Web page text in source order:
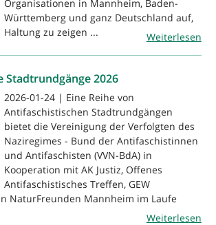
Organisationen in Mannheim, Baden-
Württemberg und ganz Deutschland auf,
Haltung zu zeigen ...
Weiterlesen
Stadtrundgänge 2026
2026-01-24 | Eine Reihe von
Antifaschistischen Stadtrundgängen
bietet die Vereinigung der Verfolgten des
Naziregimes - Bund der Antifaschistinnen
und Antifaschisten (VVN-BdA) in
Kooperation mit AK Justiz, Offenes
Antifaschistisches Treffen, GEW
NaturFreunden Mannheim im Laufe
Weiterlesen